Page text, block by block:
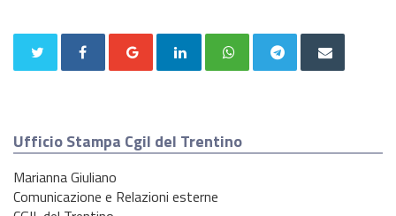
Ufficio Stampa Cgil del Trentino
Marianna Giuliano
Comunicazione e Relazioni esterne